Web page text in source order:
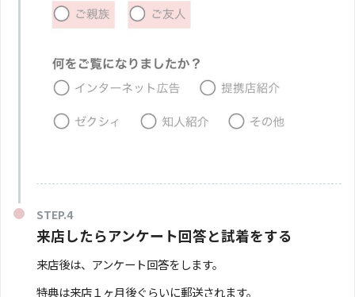
来店したらアンケート回答と試着をする
来店後は、アンケート回答をします。
特典は来店１ヶ月後ぐらいに郵送されます。